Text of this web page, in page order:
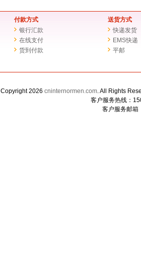
付款方式
银行汇款
在线支付
货到付款
送货方式
快递发货
EMS快递
平邮
Copyright 2026 cninternormen.com. All Rights
客户服务热线：
客户服务邮箱